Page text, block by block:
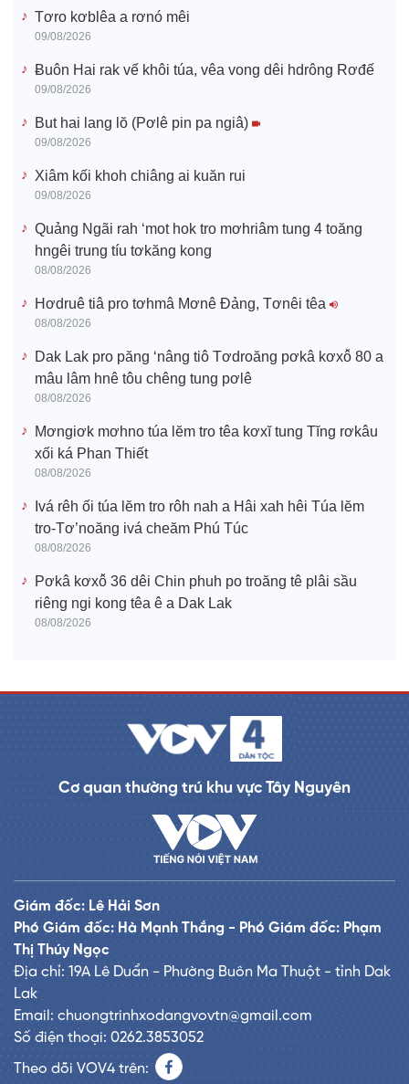
Tơro kơblêa a rơnó mêi
09/08/2026
Ƀuôn Hai rak vế khôi túa, vêa vong dêi hdrông Rơđế
09/08/2026
But hai lang lŏ (Pơlê pin pa ngiâ)
09/08/2026
Xiâm kối khoh chiâng ai kuăn rui
09/08/2026
Quảng Ngãi rah ‘mot hok tro mơhriâm tung 4 toăng
hngêi trung tíu tơkăng kong
08/08/2026
Hơdruê tiâ pro tơhmâ Mơnê Đảng, Tơnêi têa
08/08/2026
Dak Lak pro păng ‘nâng tiô Tơdroăng pơkâ kơxô̆ 80 a
mâu lâm hnê tôu chêng tung pơlê
08/08/2026
Mơngiơk mơhno túa lĕm tro têa kơxĭ tung Tĭng rơkâu
xối ká Phan Thiết
08/08/2026
Ivá rêh ối túa lĕm tro rôh nah a Hâi xah hêi Túa lĕm
tro-Tơ’noăng ivá cheăm Phú Túc
08/08/2026
Pơkâ kơxô̆ 36 dêi Chin phuh po troăng tê plâi sầu
riêng ngi kong têa ê a Dak Lak
08/08/2026
Cơ quan thường trú khu vực Tây Nguyên
Giám đốc: Lê Hải Sơn
Phó Giám đốc: Hà Mạnh Thắng - Phó Giám đốc: Phạm
Thị Thúy Ngọc
Địa chỉ: 19A Lê Duẩn - Phường Buôn Ma Thuột - tỉnh Dak
Lak
Email: chuongtrinhxodangvovtn@gmail.com
Số điện thoại: 0262.3853052
Theo dõi VOV4 trên: